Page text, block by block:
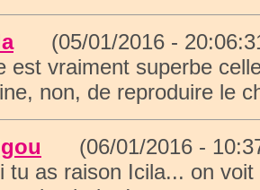
(05/01/2016 -
est vraiment superbe
non, de reproduire le
(06/01/2016 -
tu as raison Icila... on